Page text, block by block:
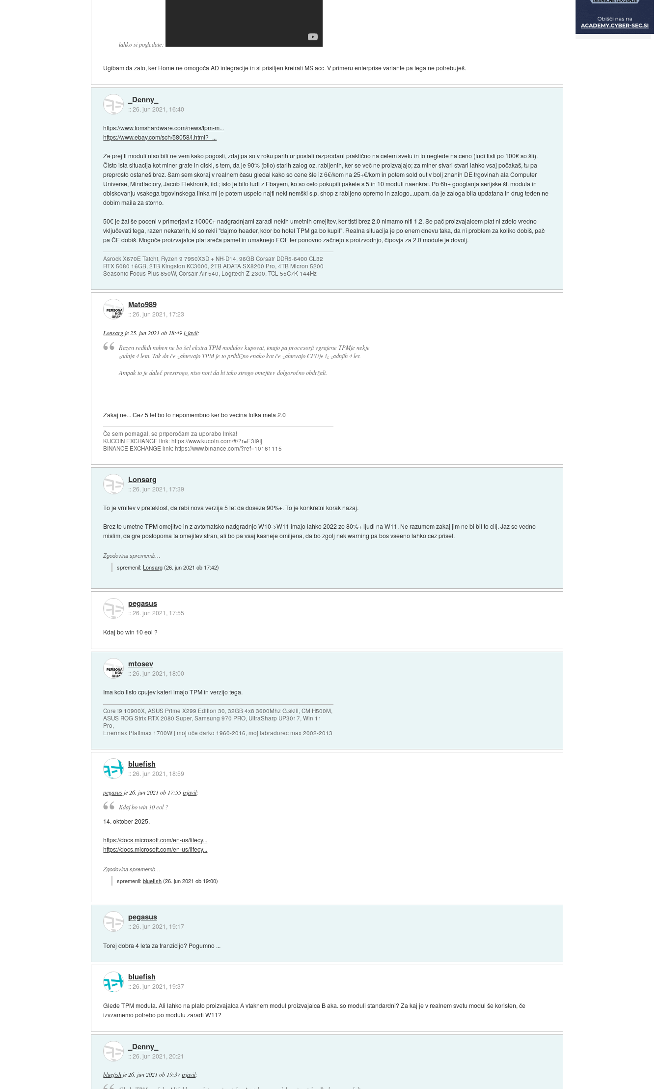
lahko si pogledate:
Ugibam da zato, ker Home ne omogoča AD integracije in si prisiljen kreirati MS acc. V primeru enterprise variante pa tega ne potrebuješ.
_Denny_
::26. jun 2021, 16:40
https://www.tomshardware.com/news/tpm-m...
https://www.ebay.com/sch/58058/i.html?_...
Že prej ti moduli niso bili ne vem kako pogosti, zdaj pa so v roku parih ur postali razprodani praktično na celem svetu in to neglede na ceno (tudi tisti po 100€ so šli).
Čisto ista situacija kot miner grafe in diski, s tem, da je 90% (bilo) starih zalog oz. rabljenih, ker se več ne proizvajajo; za miner stvari stvari lahko vsaj počakaš, tu pa
preprosto ostaneš brez. Sam sem skoraj v realnem času gledal kako so cene šle iz 6€/kom na 25+€/kom in potem sold out v bolj znanih DE trgovinah ala Computer
Universe, Mindfactory, Jacob Elektronik, itd.; isto je bilo tudi z Ebayem, ko so celo pokupili pakete s 5 in 10 moduli naenkrat. Po 6h+ googlanja serijske št. modula in
obiskovanju vsakega trgovinskega linka mi je potem uspelo najti neki nemški s.p. shop z rabljeno opremo in zalogo...upam, da je zaloga bila updatana in drug teden ne
dobim maila za storno.
50€ je žal še poceni v primerjavi z 1000€+ nadgradnjami zaradi nekih umetnih omejitev, ker tisti brez 2.0 nimamo niti 1.2. Se pač proizvajalcem plat ni zdelo vredno
vključevati tega, razen nekaterih, ki so rekli "dajmo header, kdor bo hotel TPM ga bo kupil". Realna situacija je po enem dnevu taka, da ni problem za koliko dobiš, pač
pa ČE dobiš. Mogoče proizvajalce plat sreča pamet in umaknejo EOL ter ponovno začnejo s proizvodnjo,čipovja za 2.0 module je dovolj.
Asrock X670E Taichi, Ryzen 9 7950X3D + NH-D14, 96GB Corsair DDR5-6400 CL32
RTX 5080 16GB, 2TB Kingston KC3000, 2TB ADATA SX8200 Pro, 4TB Micron 5200
Seasonic Focus Plus 850W, Corsair Air 540, Logitech Z-2300, TCL 55C7K 144Hz
Mato989
::26. jun 2021, 17:23
Lonsarg je 25. jun 2021 ob 18:49 izjavil:
Razen redkih noben ne bo šel ekstra TPM modulov kupovat, imajo pa procesorji vgrajene TPMje nekje
zadnja 4 leta. Tak da če zahtevajo TPM je to približno enako kot če zahtevajo CPUje iz zadnjih 4 let.
Ampak to je daleč prestrogo, niso nori da bi tako strogo omejitev dolgoročno obdržali.
Zakaj ne... Cez 5 let bo to nepomembno ker bo vecina folka mela 2.0
Če sem pomagal, se priporočam za uporabo linka!
KUCOIN EXCHANGE link: https://www.kucoin.com/#/?r=E3I9Ij
BINANCE EXCHANGE link: https://www.binance.com/?ref=10161115
Lonsarg
::26. jun 2021, 17:39
To je vrnitev v preteklost, da rabi nova verzija 5 let da doseze 90%+. To je konkretni korak nazaj.
Brez te umetne TPM omejitve in z avtomatsko nadgradnjo W10->W11 imajo lahko 2022 ze 80%+ ljudi na W11. Ne razumem zakaj jim ne bi bil to cilj. Jaz se vedno
mislim, da gre postopoma ta omejitev stran, ali bo pa vsaj kasneje omiljena, da bo zgolj nek warning pa bos vseeno lahko cez prisel.
Zgodovina sprememb…
spremenil:Lonsarg(26. jun 2021 ob 17:42)
pegasus
::26. jun 2021, 17:55
Kdaj bo win 10 eol ?
mtosev
::26. jun 2021, 18:00
Ima kdo listo cpujev kateri imajo TPM in verzijo tega.
Core i9 10900X, ASUS Prime X299 Edition 30, 32GB 4x8 3600Mhz G.skill, CM H500M,
ASUS ROG Strix RTX 2080 Super, Samsung 970 PRO, UltraSharp UP3017, Win 11
Pro,
Enermax Platimax 1700W | moj oče darko 1960-2016, moj labradorec max 2002-2013
bluefish
::26. jun 2021, 18:59
pegasus je 26. jun 2021 ob 17:55 izjavil:
Kdaj bo win 10 eol ?
14. oktober 2025.
https://docs.microsoft.com/en-us/lifecy...
https://docs.microsoft.com/en-us/lifecy...
Zgodovina sprememb…
spremenil:bluefish(26. jun 2021 ob 19:00)
pegasus
::26. jun 2021, 19:17
Torej dobra 4 leta za tranzicijo? Pogumno ...
bluefish
::26. jun 2021, 19:37
Glede TPM modula. Ali lahko na plato proizvajalca A vtaknem modul proizvajalca B aka. so moduli standardni? Za kaj je v realnem svetu modul še koristen, če
izvzamemo potrebo po modulu zaradi W11?
_Denny_
::26. jun 2021, 20:21
bluefishje26. jun 2021 ob 19:37izjavil: